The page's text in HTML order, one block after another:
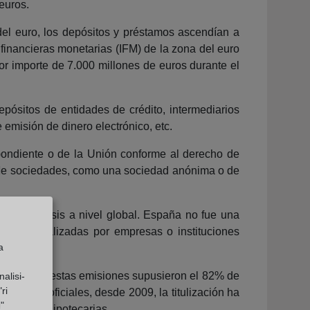
euro, los depósitos y préstamos ascendían a
monetarias (IFM) de la zona del euro
importe de 7.000 millones de euros durante el
de entidades de crédito, intermediarios
de dinero electrónico, etc.
o de la Unión conforme al derecho de
sociedades, como una sociedad anónima o de
a la crisis a nivel global. España no fue una
realizadas por empresas o instituciones
2008, estas emisiones supusieron el 82% de
oficiales, desde 2009, la titulización ha